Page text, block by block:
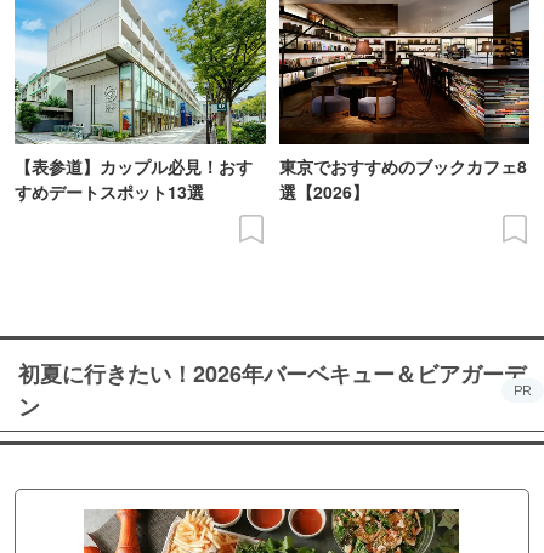
【表参道】カップル必見！おす
すめデートスポット13選
東京でおすすめのブックカフェ8
選【2026】
初夏に行きたい！2026年バーベキュー＆ビアガーデ
ン
PR